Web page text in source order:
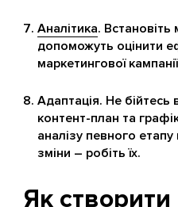
Аналітика. Встановіть
допоможуть оцінити
маркетингової
Адаптація. Не бійтесь
контент-план та
аналізу певного
зміни – робіть їх.
Як створити